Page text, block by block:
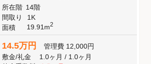
所在階 14階
間取り
1K
面積
19.91m2
14.5万円 管理費 12,000円
敷金/礼金 1.0ヶ月/ 1.0ヶ月